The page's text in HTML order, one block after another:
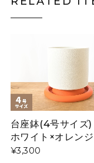
台座鉢(4号サイズ)
ホワイト×オレンジ
¥3,300